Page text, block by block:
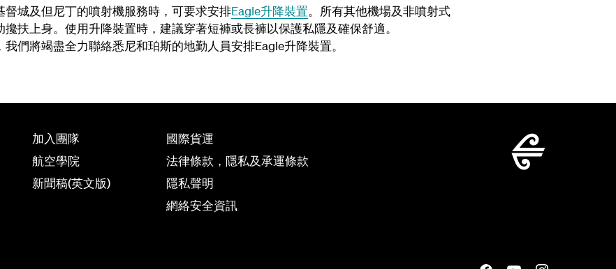
督城及但尼丁的噴射機服務時，可要求安排Eagle升降裝置。所有其他機場及非噴射式
扶上身。使用升降裝置時，建議穿著短褲或長褲以保護私隱及確保舒適。
們將竭盡全力聯絡悉尼和珀斯的地勤人員安排Eagle升降裝置。
加入團隊
航空學院
新聞稿(英文版)
國際貨運
法律條款，隱私及承運條款
隱私聲明
網絡安全資訊